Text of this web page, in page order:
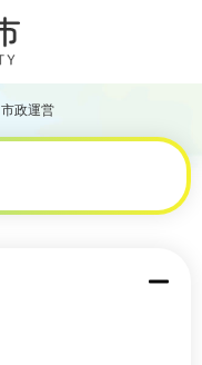
市政運営